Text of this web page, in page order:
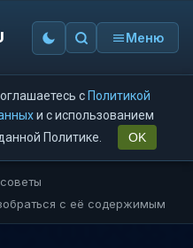
Меню
с Политикой
и с использованием
Политике.
OK
с её содержимым